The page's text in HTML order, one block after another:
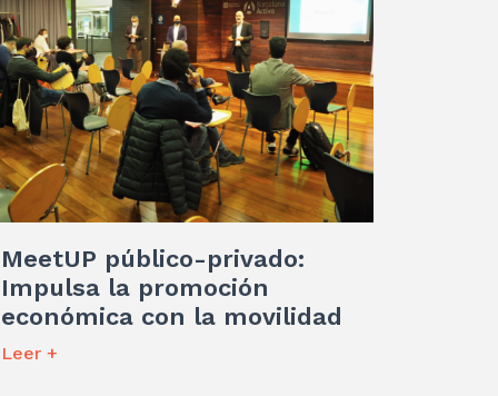
MeetUP público-privado:
Impulsa la promoción
económica con la movilidad
Leer +